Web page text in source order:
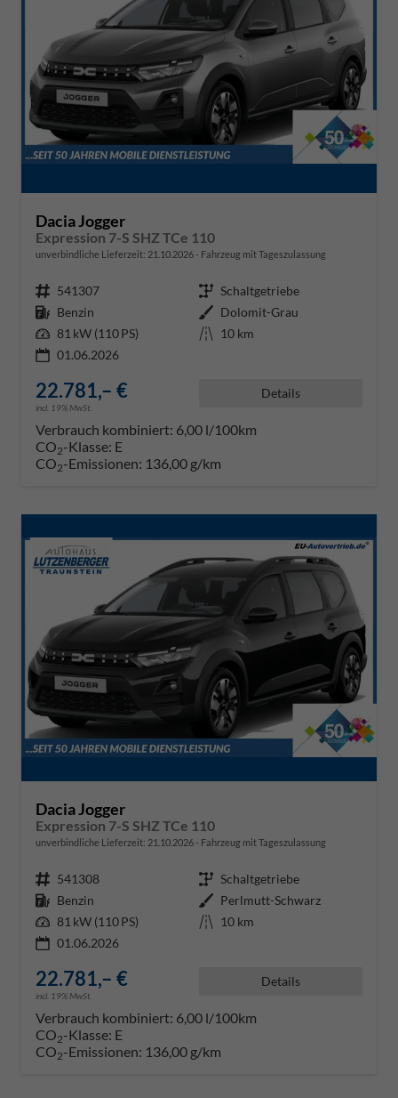
Dacia Jogger
Expression 7-S SHZ TCe 110
unverbindliche Lieferzeit: 21.10.2026 Fahrzeug mit Tageszulassung
Fahrzeugnr. 541307 Getriebe Schaltgetriebe
Kraftstoff Benzin Außenfarbe Dolomit-Grau
Leistung 81 kW (110 PS) Kilometerstand 10 km
01.06.2026
22.781,– €
incl. 19% MwSt.
Details
Verbrauch kombiniert: 6,00 l/100km
CO2-Klasse: E
CO2-Emissionen: 136,00 g/km
Dacia Jogger
Expression 7-S SHZ TCe 110
unverbindliche Lieferzeit: 21.10.2026 Fahrzeug mit Tageszulassung
Fahrzeugnr. 541308 Getriebe Schaltgetriebe
Kraftstoff Benzin Außenfarbe Perlmutt-Schwarz
Leistung 81 kW (110 PS) Kilometerstand 10 km
01.06.2026
22.781,– €
incl. 19% MwSt.
Details
Verbrauch kombiniert: 6,00 l/100km
CO2-Klasse: E
CO2-Emissionen: 136,00 g/km